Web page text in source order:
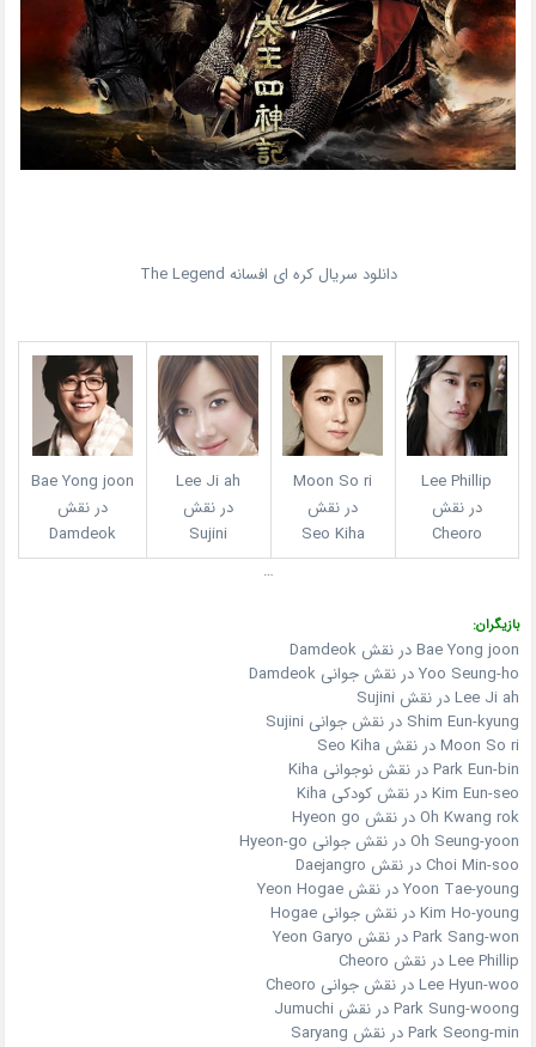
دانلود سریال کره ای افسانه The Legend
Lee Phillip
در نقش
Cheoro
Moon So ri
در نقش
Seo Kiha
Lee Ji ah
در نقش
Sujini
Bae Yong joon
در نقش
Damdeok
…
بازیگران:
Bae Yong joon در نقش Damdeok
Yoo Seung-ho در نقش جوانی Damdeok
Lee Ji ah در نقش Sujini
Shim Eun-kyung در نقش جوانی Sujini
Moon So ri در نقش Seo Kiha
Park Eun-bin در نقش نوجوانی Kiha
Kim Eun-seo در نقش کودکی Kiha
Oh Kwang rok در نقش Hyeon go
Oh Seung-yoon در نقش جوانی Hyeon-go
Choi Min-soo در نقش Daejangro
Yoon Tae-young در نقش Yeon Hogae
Kim Ho-young در نقش جوانی Hogae
Park Sang-won در نقش Yeon Garyo
Lee Phillip در نقش Cheoro
Lee Hyun-woo در نقش جوانی Cheoro
Park Sung-woong در نقش Jumuchi
Park Seong-min در نقش Saryang